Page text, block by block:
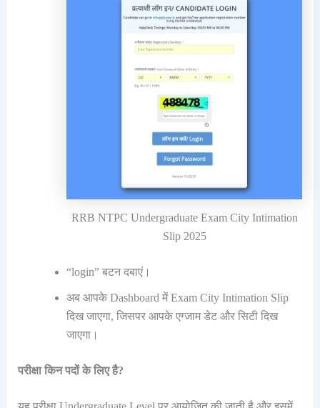
RRB NTPC Undergraduate Exam City Intimation
Slip 2025
“login” बटन दबाएं।
अब आपके Dashboard में Exam City Intimation Slip
दिख जाएगा, जिसपर आपके एग्जाम डेट और सिटी दिख
जाएगा।
परीक्षा किन पदों के लिए है?